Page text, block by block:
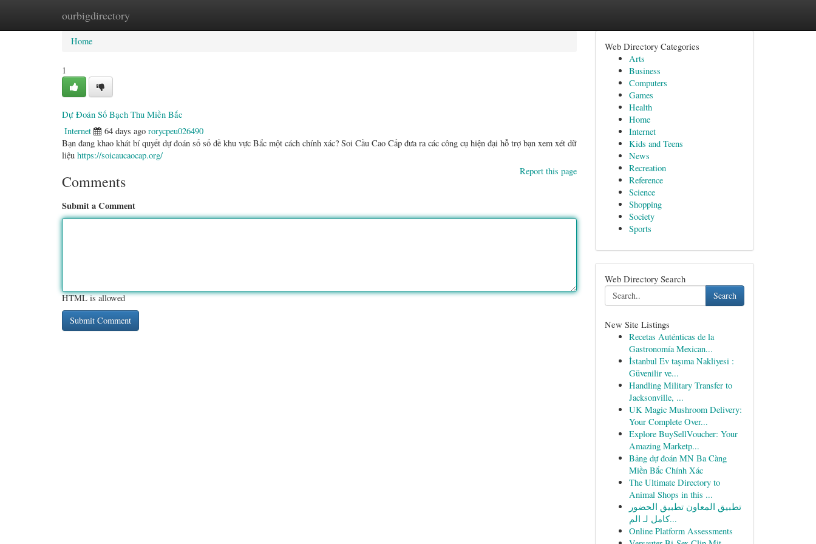
ourbigdirectory
Home New Site Listings
Home
1
Dự Đoán Số Bạch Thu Miền Bắc
Internet 64 days ago rorycpeu026490
Bạn đang khao khát bí quyết dự đoán số số đề khu vực Bắc một cách chính xác? Soi Cầu Cao Cấp đưa ra các công cụ hiện đại hỗ trợ bạn xem xét dữ
liệu https://soicaucaocap.org/
Report this page
Comments
Submit a Comment
HTML is allowed
Web Directory Categories
Arts
Business
Computers
Games
Health
Home
Internet
Kids and Teens
News
Recreation
Reference
Science
Shopping
Society
Sports
Web Directory Search
Search
New Site Listings
Recetas Auténticas de la
Gastronomía Mexican...
İstanbul Ev taşıma Nakliyesi :
Güvenilir ve...
Handling Military Transfer to
Jacksonville, ...
UK Magic Mushroom Delivery:
Your Complete Over...
Explore BuySellVoucher: Your
Amazing Marketp...
Bảng dự đoán MN Ba Càng
Miền Bắc Chính Xác
The Ultimate Directory to
Animal Shops in this ...
تطبيق المعاون تطبيق الحضور
كامل لـ الم...
Online Platform Assessments